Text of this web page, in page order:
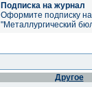
Подписка на журнал
Оформите подписку
"Металлургический
Другое